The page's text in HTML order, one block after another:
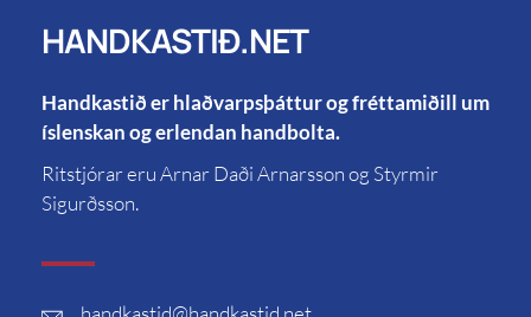
HANDKASTIÐ.NET
Handkastið er hlaðvarpsþáttur og fréttamiðill um
íslenskan og erlendan handbolta.
Ritstjórar eru Arnar Daði Arnarsson og Styrmir
Sigurðsson.